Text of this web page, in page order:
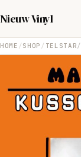
Nieuw Vinyl
HOME SHOP TELSTAR